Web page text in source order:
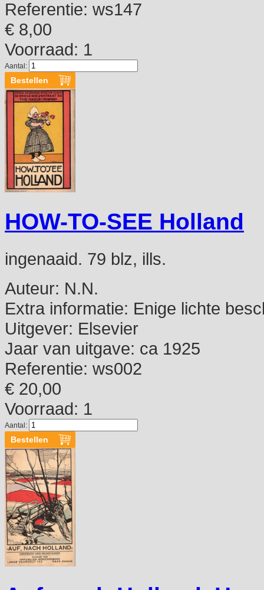
Referentie: ws147
€ 8,00
Voorraad: 1
Aantal:
HOW-TO-SEE Holland
ingenaaid. 79 blz, ills.
Auteur: N.N.
Extra informatie: Enige lichte
Uitgever: Elsevier
Jaar van uitgave: ca 1925
Referentie: ws002
€ 20,00
Voorraad: 1
Aantal: